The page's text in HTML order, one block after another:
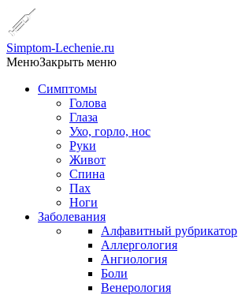
Simptom-Lechenie.ru
МенюЗакрыть меню
Симптомы
Голова
Глаза
Ухо, горло, нос
Руки
Живот
Спина
Пах
Ноги
Заболевания
Алфавитный рубрикатор
Аллергология
Ангиология
Боли
Венерология